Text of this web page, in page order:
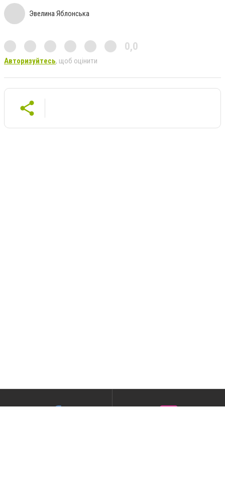
Эвелина Яблонська
0,0
Авторизуйтесь, щоб оцінити